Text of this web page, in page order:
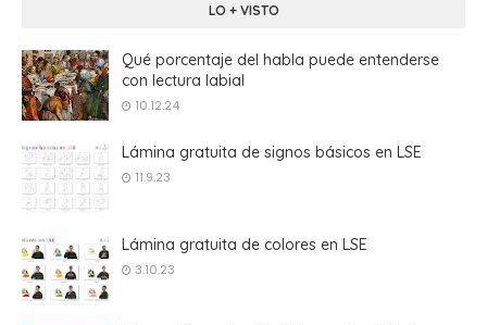
LO + VISTO
Qué porcentaje del habla puede entenderse
con lectura labial
10.12.24
Lámina gratuita de signos básicos en LSE
11.9.23
Lámina gratuita de colores en LSE
3.10.23